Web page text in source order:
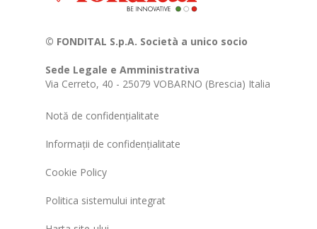
© FONDITAL S.p.A. Società a unico socio
Sede Legale e Amministrativa
Via Cerreto, 40 - 25079 VOBARNO (Brescia) Italia
Notă de confidențialitate
Informații de confidențialitate
Cookie Policy
Politica sistemului integrat